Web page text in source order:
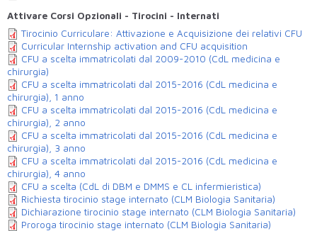
Attivare Corsi Opzionali - Tirocini - Internati
Tirocinio Curriculare: Attivazione e Acquisizione dei relativi CFU
Curricular Internship activation and CFU acquisition
CFU a scelta immatricolati dal 2009-2010 (CdL medicina e
chirurgia)
CFU a scelta immatricolati dal 2015-2016 (CdL medicina e
chirurgia), 1 anno
CFU a scelta immatricolati dal 2015-2016 (CdL medicina e
chirurgia), 2 anno
CFU a scelta immatricolati dal 2015-2016 (CdL medicina e
chirurgia), 3 anno
CFU a scelta immatricolati dal 2015-2016 (CdL medicina e
chirurgia), 4 anno
CFU a scelta (CdL di DBM e DMMS e CL infermieristica)
Richiesta tirocinio stage internato (CLM Biologia Sanitaria)
Dichiarazione tirocinio stage internato (CLM Biologia Sanitaria)
Proroga tirocinio stage internato (CLM Biologia Sanitaria)